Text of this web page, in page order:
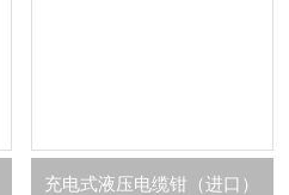
充电式液压电缆钳（进口）